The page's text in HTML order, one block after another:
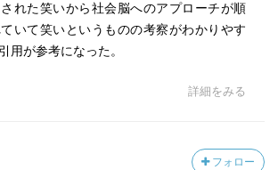
れた笑いから社会脳へのアプローチが順
いて笑いというものの考察がわかりやす
用が参考になった。
詳細をみる
フォロー